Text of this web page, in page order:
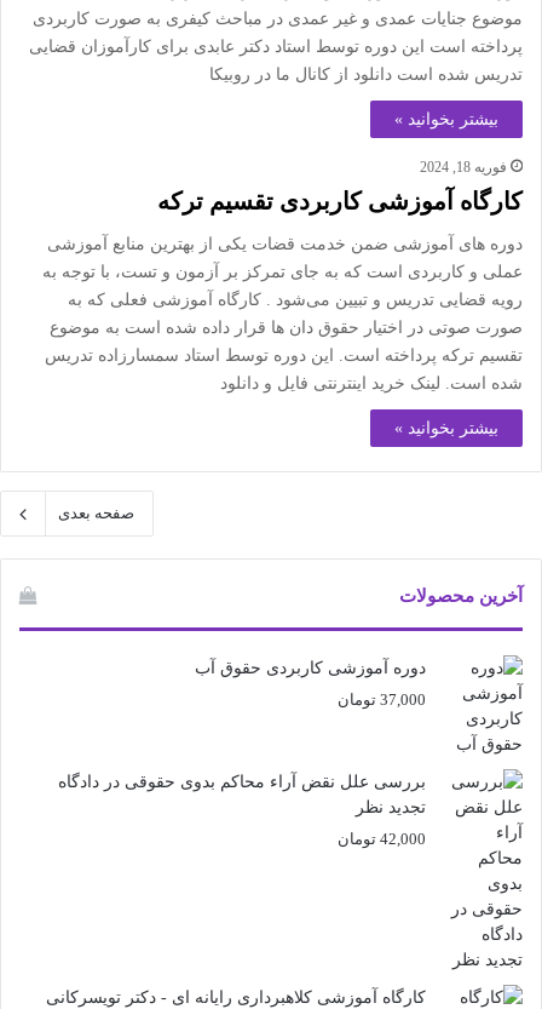
موضوع جنایات عمدی و غیر عمدی در مباحث کیفری به صورت کاربردی
پرداخته است این دوره توسط استاد دکتر عابدی برای کارآموزان قضایی
تدریس شده است دانلود از کانال ما در روبیکا
بیشتر بخوانید »
فوریه 18, 2024
کارگاه آموزشی کاربردی تقسیم ترکه
دوره های آموزشی ضمن خدمت قضات یکی از بهترین منابع آموزشی
عملی و کاربردی است که به جای تمرکز بر آزمون و تست، با توجه به
رویه قضایی تدریس و تبیین می‌شود . کارگاه آموزشی فعلی که به
صورت صوتی در اختیار حقوق دان ها قرار داده شده است به موضوع
تقسیم ترکه پرداخته است. این دوره توسط استاد سمسارزاده تدریس
شده است. لینک خرید اینترنتی فایل و دانلود
بیشتر بخوانید »
صفحه بعدی
آخرین محصولات
دوره آموزشی کاربردی حقوق آب
37,000 تومان
بررسی علل نقض آراء محاکم بدوی حقوقی در دادگاه
تجدید نظر
42,000 تومان
کارگاه آموزشی کلاهبرداری رایانه ای - دکتر تویسرکانی